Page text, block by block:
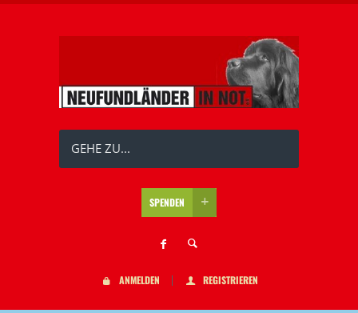
GEHE ZU...
SPENDEN
ANMELDEN REGISTRIEREN